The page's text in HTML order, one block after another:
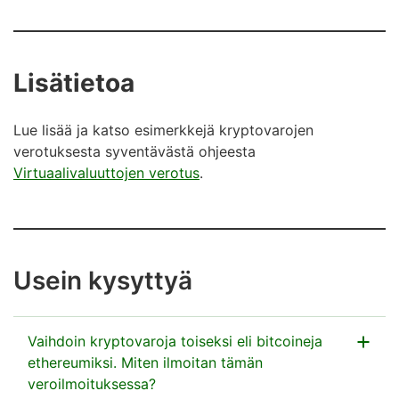
Lisätietoa
Lue lisää ja katso esimerkkejä kryptovarojen
verotuksesta syventävästä ohjeesta
Virtuaalivaluuttojen verotus.
Usein kysyttyä
Vaihdoin kryptovaroja toiseksi eli bitcoineja
ethereumiksi. Miten ilmoitan tämän
veroilmoituksessa?